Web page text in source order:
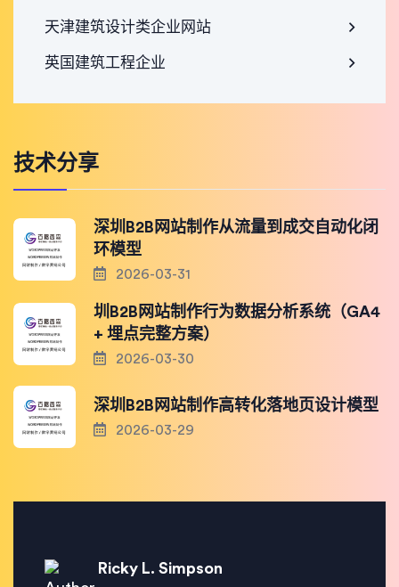
天津建筑设计类企业网站
英国建筑工程企业
技术分享
深圳B2B网站制作从流量到成交自动化闭
环模型
2026-03-31
圳B2B网站制作行为数据分析系统（GA4
+ 埋点完整方案）
2026-03-30
深圳B2B网站制作高转化落地页设计模型
2026-03-29
Ricky L. Simpson